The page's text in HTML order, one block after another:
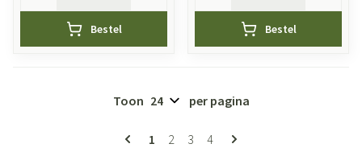
Bestel Bestel
Pagina's
U lees momenteel pagina
1 Pagina
2 Pagina
3 Pagina
4
Toon per pagina